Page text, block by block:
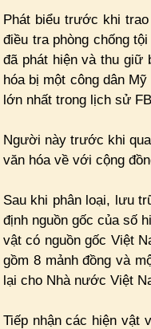
Phát biểu trước khi
điều tra phòng chống
đã phát hiện và thu giữ
hóa bị một công dân
lớn nhất trong lịch sử
Người này trước khi
văn hóa về với cộng
Sau khi phân loại, lưu
định nguồn gốc của số
vật có nguồn gốc Việt
gồm 8 mảnh đồng và
lại cho Nhà nước Việt
Tiếp nhận các hiện vật